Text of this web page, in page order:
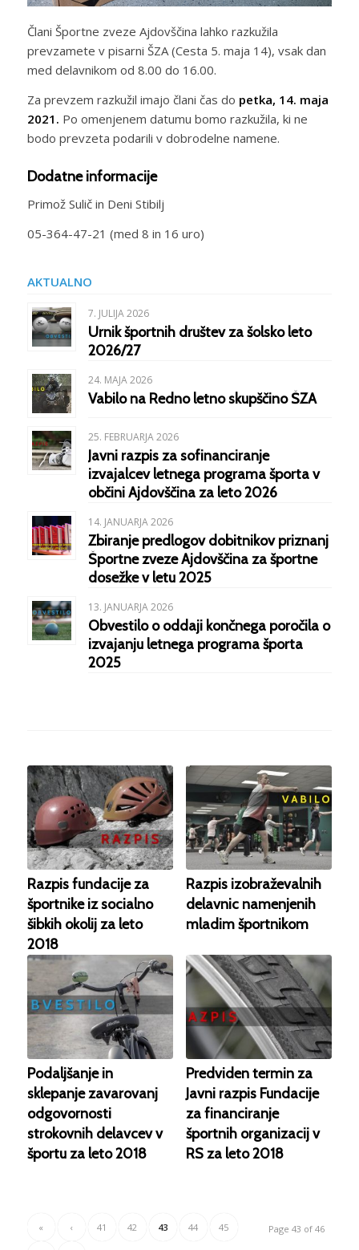
Člani Športne zveze Ajdovščina lahko razkužila
prevzamete v pisarni ŠZA (Cesta 5. maja 14), vsak dan
med delavnikom od 8.00 do 16.00.
Za prevzem razkužil imajo člani čas do petka, 14. maja
2021. Po omenjenem datumu bomo razkužila, ki ne
bodo prevzeta podarili v dobrodelne namene.
Dodatne informacije
Primož Sulič in Deni Stibilj
05-364-47-21 (med 8 in 16 uro)
AKTUALNO
7. JULIJA 2026
Urnik športnih društev za šolsko leto
2026/27
24. MAJA 2026
Vabilo na Redno letno skupščino ŠZA
25. FEBRUARJA 2026
Javni razpis za sofinanciranje
izvajalcev letnega programa športa v
občini Ajdovščina za leto 2026
14. JANUARJA 2026
Zbiranje predlogov dobitnikov priznanj
Športne zveze Ajdovščina za športne
dosežke v letu 2025
13. JANUARJA 2026
Obvestilo o oddaji končnega poročila o
izvajanju letnega programa športa
2025
Razpis fundacije za
športnike iz socialno
šibkih okolij za leto
2018
Razpis izobraževalnih
delavnic namenjenih
mladim športnikom
Podaljšanje in
sklepanje zavarovanj
odgovornosti
strokovnih delavcev v
športu za leto 2018
Predviden termin za
Javni razpis Fundacije
za financiranje
športnih organizacij v
RS za leto 2018
Page 43 of 46
« ‹ 41 42 43 44 45